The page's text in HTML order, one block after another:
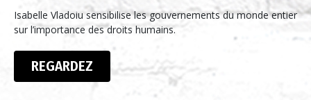
Isabelle Vladoiu sensibilise les gouvernements du monde entier
sur l’importance des droits humains.
REGARDEZ